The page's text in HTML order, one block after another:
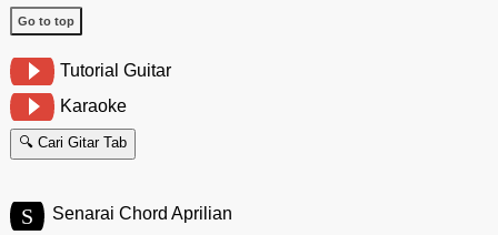
Go to top
Tutorial Guitar
Karaoke
🔍 Cari Gitar Tab
S Senarai Chord Aprilian